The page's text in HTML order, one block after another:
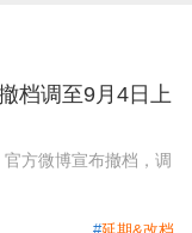
档调至9月4日上
方微博宣布撤档，调